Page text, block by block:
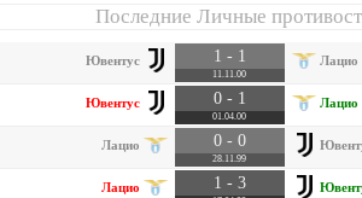
Последние Личные
Ювентус 1 - 1
11.11.00
Лацио
Ювентус 0 - 1
01.04.00
Лацио
Лацио 0 - 0
28.11.99
Лацио 1 - 3